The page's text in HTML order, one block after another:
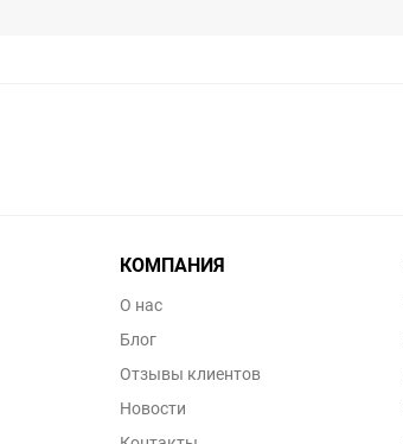
КОМПАНИЯ
О нас
Блог
Отзывы клиентов
Новости